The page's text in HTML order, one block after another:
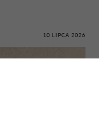
10 LIPCA 2026